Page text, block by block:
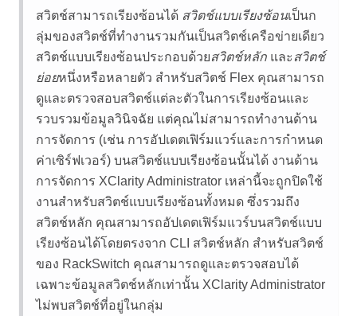
สวิตช์สามารถเรียงซ้อนได้ สวิตช์แบบเรียงซ้อนเป็นก
ลุ่มของสวิตช์ที่ทำงานรวมกันเป็นสวิตช์เครือข่ายเดียว
สวิตช์แบบเรียงซ้อนประกอบด้วยสวิตช์หลัก และ สวิตช์
ย่อยหนึ่งหรือหลายตัว สำหรับสวิตช์ Flex คุณสามารถ
ดูและตรวจสอบสวิตช์แต่ละตัวในการเรียงซ้อนและ
รวบรวมข้อมูลวินิจฉัย แต่คุณไม่สามารถทำงานด้าน
การจัดการ (เช่น การอัปเดตเฟิร์มแวร์และการกำหนด
ค่าเซิร์ฟเวอร์) บนสวิตช์แบบเรียงซ้อนนั้นได้ งานด้าน
การจัดการ XClarity Administrator เหล่านี้จะถูกปิดใช้
งานสำหรับสวิตช์แบบเรียงซ้อนทั้งหมด ซึ่งรวมถึง
สวิตช์หลัก คุณสามารถอัปเดตเฟิร์มแวร์บนสวิตช์แบบ
เรียงซ้อนได้โดยตรงจาก CLI สวิตช์หลัก สำหรับสวิตช์
ของ RackSwitch คุณสามารถดูและตรวจสอบได้
เฉพาะข้อมูลสวิตช์หลักเท่านั้น XClarity Administrator
ไม่พบสวิตช์ที่อยู่ในกลุ่ม